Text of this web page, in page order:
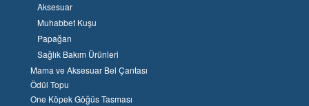
Aksesuar
Muhabbet Kuşu
Papağan
Sağlık Bakım Ürünleri
Mama ve Aksesuar Bel Çantası
Ödül Topu
One Köpek Göğüs Tasması